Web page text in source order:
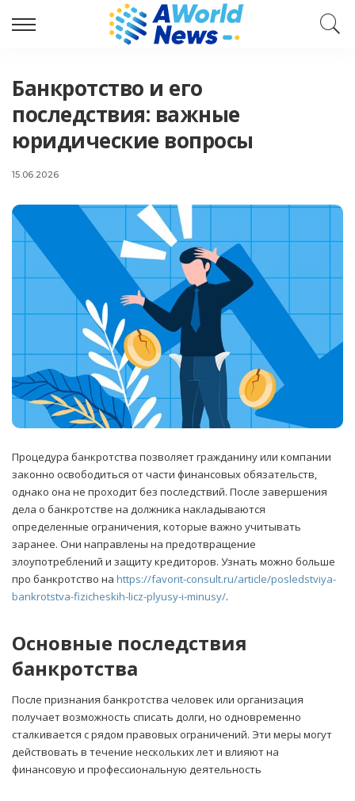
Банкротство и его
последствия: важные
юридические вопросы
15.06.2026
Процедура банкротства позволяет гражданину или компании
законно освободиться от части финансовых обязательств,
однако она не проходит без последствий. После завершения
дела о банкротстве на должника накладываются
определенные ограничения, которые важно учитывать
заранее. Они направлены на предотвращение
злоупотреблений и защиту кредиторов. Узнать можно больше
про банкротство на https://favorit-consult.ru/article/posledstviya-
bankrotstva-fizicheskih-licz-plyusy-i-minusy/.
Основные последствия
банкротства
После признания банкротства человек или организация
получает возможность списать долги, но одновременно
сталкивается с рядом правовых ограничений. Эти меры могут
действовать в течение нескольких лет и влияют на
финансовую и профессиональную деятельность